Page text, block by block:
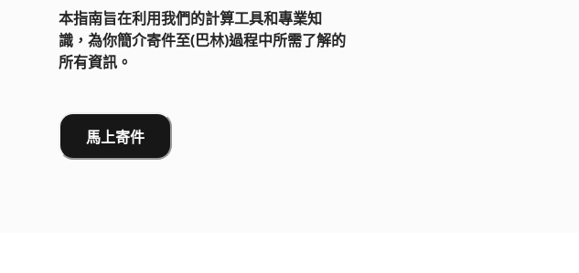
本指南旨在利用我們的計算工具和專業知
識，為你簡介寄件至(巴林)過程中所需了解的
所有資訊。
馬上寄件